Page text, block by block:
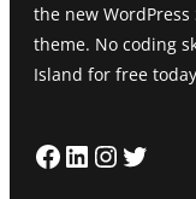
the new
theme. No coding
Island for free
Facebook LinkedIn InstagramTwitter